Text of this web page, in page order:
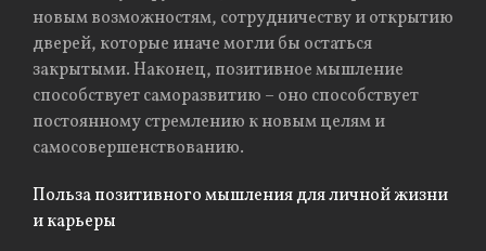
новым возможностям, сотрудничеству и открытию
дверей, которые иначе могли бы остаться
закрытыми. Наконец, позитивное мышление
способствует саморазвитию – оно способствует
постоянному стремлению к новым целям и
самосовершенствованию.
Польза позитивного мышления для личной жизни
и карьеры